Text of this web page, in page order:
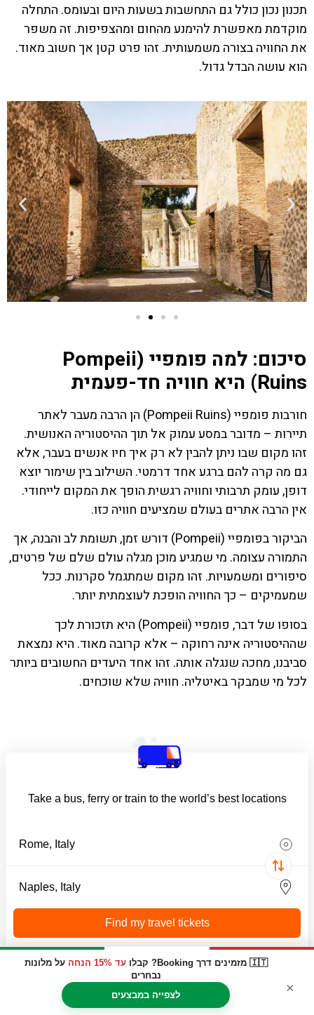
🇮🇹 מזמינים דרך Booking? קבלו עד 15% הנחה
על מלונות
נבחרים
לצפייה במבצעים
×
תכנון נכון כולל גם התחשבות בשעות היום ובעומס. התחלה
מוקדמת מאפשרת להימנע מהחום ומהצפיפות. זה משפר
את החוויה בצורה משמעותית. זהו פרט קטן אך חשוב מאוד.
הוא עושה הבדל גדול.
סיכום: למה פומפיי (Pompeii
Ruins) היא חוויה חד-פעמית
חורבות פומפיי (Pompeii Ruins) הן הרבה מעבר לאתר
תיירות – מדובר במסע עמוק אל תוך ההיסטוריה האנושית.
זהו מקום שבו ניתן להבין לא רק איך חיו אנשים בעבר, אלא
גם מה קרה להם ברגע אחד דרמטי. השילוב בין שימור יוצא
דופן, עומק תרבותי וחוויה רגשית הופך את המקום לייחודי.
אין הרבה אתרים בעולם שמציעים חוויה כזו.
הביקור בפומפיי (Pompeii) דורש זמן, תשומת לב והבנה, אך
התמורה עצומה. מי שמגיע מוכן מגלה עולם שלם של פרטים,
סיפורים ומשמעויות. זהו מקום שמתגמל סקרנות. ככל
שמעמיקים – כך החוויה הופכת לעוצמתית יותר.
בסופו של דבר, פומפיי (Pompeii) היא תזכורת לכך
שההיסטוריה אינה רחוקה – אלא קרובה מאוד. היא נמצאת
סביבנו, מחכה שנגלה אותה. זהו אחד היעדים החשובים ביותר
לכל מי שמבקר באיטליה. חוויה שלא שוכחים.
Take a bus, ferry or train to the world’s best locations
Find my travel tickets
המאסטרים לטיולים בנאפולי